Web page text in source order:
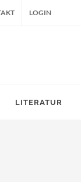
LOGIN
LITERATUR